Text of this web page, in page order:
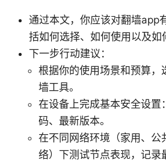
通过本文，你应该对翻墙app
括如何选择、如何使用以及如
下一步行动建议：
根据你的使用场景和预算，
墙工具。
在设备上完成基本安全设置
码、最新版本。
在不同网络环境（家用、公
络）下测试节点表现，记录